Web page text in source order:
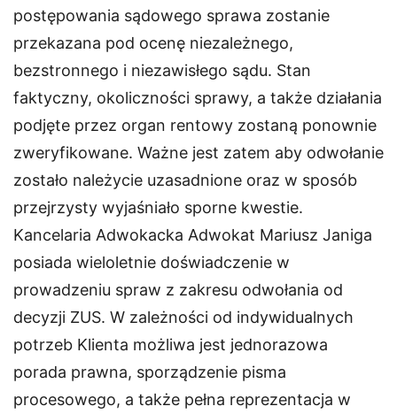
postępowania sądowego sprawa zostanie
przekazana pod ocenę niezależnego,
bezstronnego i niezawisłego sądu. Stan
faktyczny, okoliczności sprawy, a także działania
podjęte przez organ rentowy zostaną ponownie
zweryfikowane. Ważne jest zatem aby odwołanie
zostało należycie uzasadnione oraz w sposób
przejrzysty wyjaśniało sporne kwestie.
Kancelaria Adwokacka Adwokat Mariusz Janiga
posiada wieloletnie doświadczenie w
prowadzeniu spraw z zakresu odwołania od
decyzji ZUS. W zależności od indywidualnych
potrzeb Klienta możliwa jest jednorazowa
porada prawna, sporządzenie pisma
procesowego, a także pełna reprezentacja w